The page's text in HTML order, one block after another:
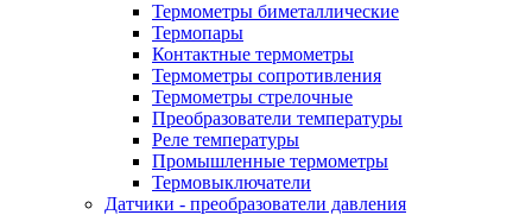
Термометры биметаллические
Термопары
Контактные термометры
Термометры сопротивления
Термометры стрелочные
Преобразователи температуры
Реле температуры
Промышленные термометры
Термовыключатели
Датчики - преобразователи давления